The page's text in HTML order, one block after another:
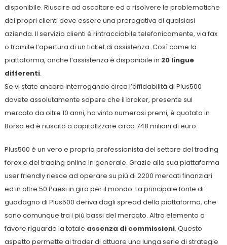
disponibile. Riuscire ad ascoltare ed a risolvere le problematiche
dei propri clienti deve essere una prerogativa di qualsiasi
azienda. Il servizio clienti è rintracciabile telefonicamente, via fax
o tramite l’apertura di un ticket di assistenza. Così come la
piattaforma, anche l’assistenza è disponibile in 20 lingue
differenti.
Se vi state ancora interrogando circa l’affidabilità di Plus500
dovete assolutamente sapere che il broker, presente sul
mercato da oltre 10 anni, ha vinto numerosi premi, è quotato in
Borsa ed è riuscito a capitalizzare circa 748 milioni di euro.
Plus500 è un vero e proprio professionista del settore del trading
forex e del trading online in generale. Grazie alla sua piattaforma
user friendly riesce ad operare su più di 2200 mercati finanziari
ed in oltre 50 Paesi in giro per il mondo. La principale fonte di
guadagno di Plus500 deriva dagli spread della piattaforma, che
sono comunque tra i più bassi del mercato. Altro elemento a
favore riguarda la totale assenza di commissioni. Questo
aspetto permette ai trader di attuare una lunga serie di strategie